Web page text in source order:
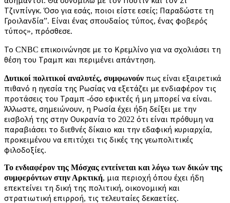
Τζινπίνγκ. Όσο για εσάς, ποιοι είστε εσείς; Παραδώστε τη
Γροιλανδία”. Είναι ένας σπουδαίος τύπος, ένας φοβερός
τύπος», πρόσθεσε.
Το CNBC επικοινώνησε με το Κρεμλίνο για να σχολιάσει τη
θέση του Τραμπ και περιμένει απάντηση.
Δυτικοί πολιτικοί αναλυτές, συμφωνούν πως είναι εξαιρετικά
πιθανό η ηγεσία της Ρωσίας να εξετάζει με ενδιαφέρον τις
προτάσεις του Τραμπ -όσο εφικτές ή μη μπορεί να είναι.
Άλλωστε, σημειώνουν, η Ρωσία έχει ήδη δείξει με την
εισβολή της στην Ουκρανία το 2022 ότι είναι πρόθυμη να
παραβιάσει το διεθνές δίκαιο και την εδαφική κυριαρχία,
προκειμένου να επιτύχει τις δικές της γεωπολιτικές
φιλοδοξίες.
Το ενδιαφέρον της Μόσχας εντείνεται και λόγω των δικών της
συμφερόντων στην Αρκτική, μια περιοχή όπου έχει ήδη
επεκτείνει τη δική της πολιτική, οικονομική και
στρατιωτική επιρροή, τις τελευταίες δεκαετίες.